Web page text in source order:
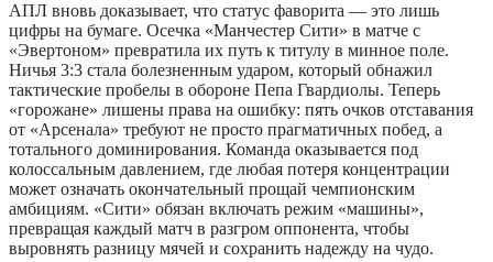
АПЛ вновь доказывает, что статус фаворита — это лишь
цифры на бумаге. Осечка «Манчестер Сити» в матче с
«Эвертоном» превратила их путь к титулу в минное поле.
Ничья 3:3 стала болезненным ударом, который обнажил
тактические пробелы в обороне Пепа Гвардиолы. Теперь
«горожане» лишены права на ошибку: пять очков отставания
от «Арсенала» требуют не просто прагматичных побед, а
тотального доминирования. Команда оказывается под
колоссальным давлением, где любая потеря концентрации
может означать окончательный прощай чемпионским
амбициям. «Сити» обязан включать режим «машины»,
превращая каждый матч в разгром оппонента, чтобы
выровнять разницу мячей и сохранить надежду на чудо.